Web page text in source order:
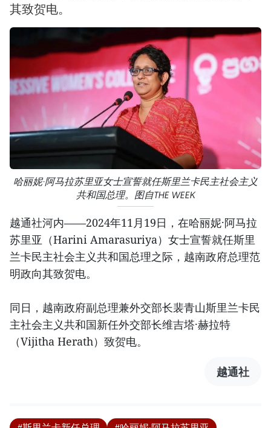
其致贺电。
哈丽妮·阿马拉苏里亚女士宣誓就任斯里兰卡民主社会主义
共和国总理。图自THE WEEK
越通社河内——2024年11月19日，在哈丽妮·阿马拉
苏里亚（Harini Amarasuriya）女士宣誓就任斯里
兰卡民主社会主义共和国总理之际，越南政府总理范
明政向其致贺电。
同日，越南政府副总理兼外交部长裴青山斯里兰卡民
主社会主义共和国新任外交部长维吉塔·赫拉特
（Vijitha Herath）致贺电。
越通社